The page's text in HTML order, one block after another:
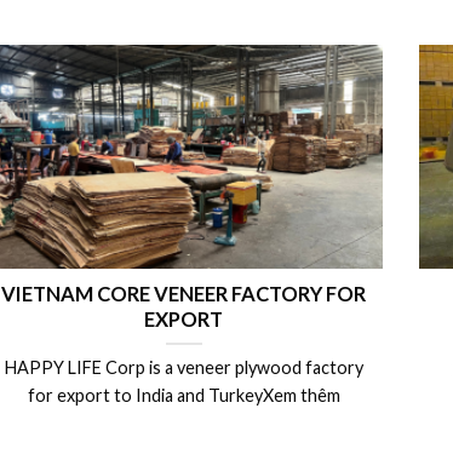
VIETNAM CORE VENEER FACTORY FOR
EXPORT
HAPPY LIFE Corp is a veneer plywood factory
for export to India and TurkeyXem thêm